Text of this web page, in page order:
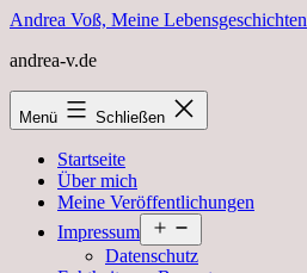
Andrea Voß, Meine Lebensgeschichten
andrea-v.de
Menü Schließen
Startseite
Über mich
Meine Veröffentlichungen
Impressum
öffnen
Datenschutz